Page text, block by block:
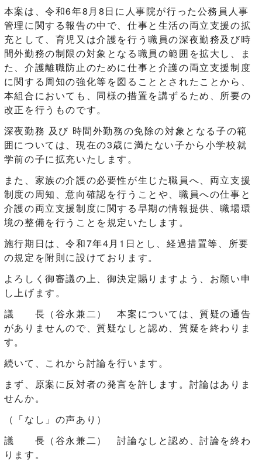
本案は、令和6年8月8日に人事院が行った公務員人事
管理に関する報告の中で、仕事と生活の両立支援の拡
充として、育児又は介護を行う職員の深夜勤務及び時
間外勤務の制限の対象となる職員の範囲を拡大し、ま
た、介護離職防止のために仕事と介護の両立支援制度
に関する周知の強化等を図ることとされたことから、
本組合においても、同様の措置を講ずるため、所要の
改正を行うものです。
深夜勤務 及び 時間外勤務の免除の対象となる子の範
囲については、現在の3歳に満たない子から小学校就
学前の子に拡充いたします。
また、家族の介護の必要性が生じた職員へ、両立支援
制度の周知、意向確認を行うことや、職員への仕事と
介護の両立支援制度に関する早期の情報提供、職場環
境の整備を行うことを規定いたします。
施行期日は、令和7年4月1日とし、経過措置等、所要
の規定を附則に設けております。
よろしく御審議の上、御決定賜りますよう、お願い申
し上げます。
議 長（谷永兼二） 本案については、質疑の通告
がありませんので、質疑なしと認め、質疑を終わりま
す。
続いて、これから討論を行います。
まず、原案に反対者の発言を許します。討論はありま
せんか。
（「なし」の声あり）
議 長（谷永兼二） 討論なしと認め、討論を終わ
ります。